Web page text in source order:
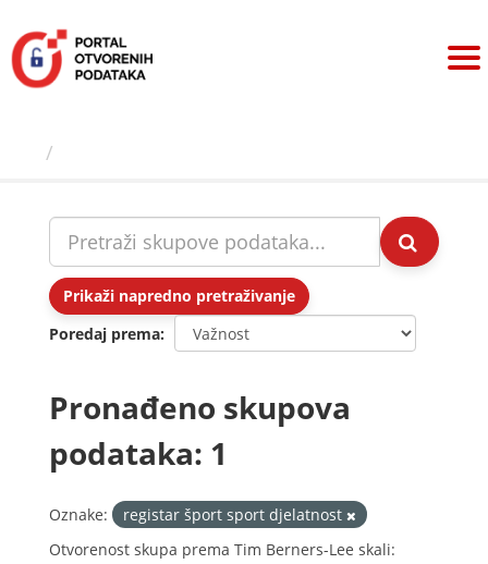
sadržaj
Prikaži napredno pretraživanje
Poredaj prema
Pronađeno skupova
podataka: 1
Oznake:
registar šport sport djelatnost
Otvorenost skupa prema Tim Berners-Lee skali: